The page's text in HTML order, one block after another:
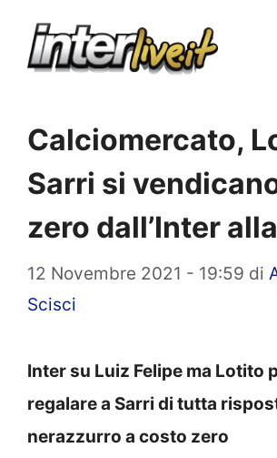
Calciomercato,
Sarri si
zero dall’Inter
12 Novembre 2021 - 19:59 di
Scisci
Inter su Luiz Felipe ma Lotito
regalare a Sarri di tutta
nerazzurro a costo zero